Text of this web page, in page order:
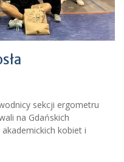
sekcji ergometru
na Gdańskich
kobiet i